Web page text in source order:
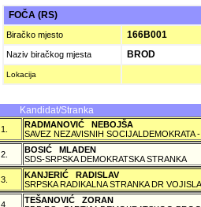
FOČA (RS)
Biračko mjesto 166B001
Naziv biračkog mjesta BROD
Lokacija
Kandidat/Stranka
1.
RADMANOVIĆ NEBOJŠA
SAVEZ NEZAVISNIH SOCIJALDEMOKRATA
2.
BOSIĆ MLADEN
SDS-SRPSKA DEMOKRATSKA STRANKA
3.
KANJERIĆ RADISLAV
SRPSKA RADIKALNA STRANKA DR
4.
TEŠANOVIĆ ZORAN